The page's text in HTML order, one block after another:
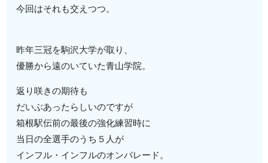
今回はそれも交えつつ。
昨年三冠を駒沢大学が取り、
優勝から遠のいていた青山学院。
返り咲きの期待も
だいぶあったらしいのですが
箱根駅伝前の最後の強化練習時に
当日の全選手のうち５人が
インフル・インフルのオンパレード。